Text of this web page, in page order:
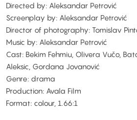
Directed by: Aleksandar Petrović
Screenplay by: Aleksandar Petrović
Director of photography: Tomislav
Music by: Aleksandar Petrović
Cast: Bekim Fehmiu, Olivera Vučo,
Aleksic, Gordana Jovanović
Genre: drama
Production: Avala Film
Format: colour, 1.66:1